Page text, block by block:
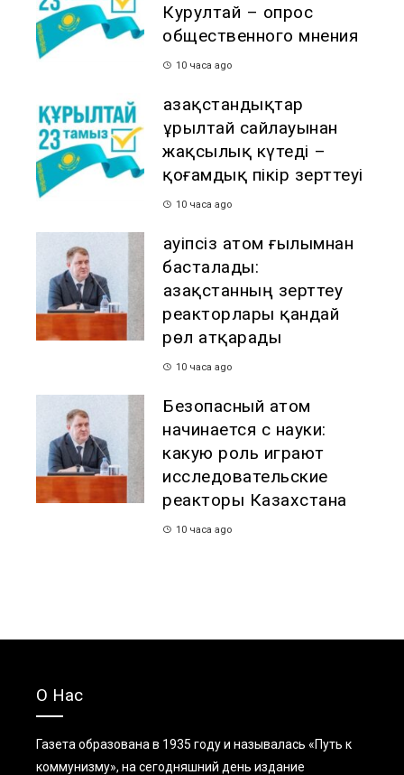
Курултай – опрос
общественного мнения
10 часа ago
Қазақстандықтар
Құрылтай сайлауынан
жақсылық күтеді –
қоғамдық пікір зерттеуі
10 часа ago
Қауіпсіз атом ғылымнан
басталады:
Қазақстанның зерттеу
реакторлары қандай
рөл атқарады
10 часа ago
Безопасный атом
начинается с науки:
какую роль играют
исследовательские
реакторы Казахстана
10 часа ago
О Нас
Газета образована в 1935 году и называлась «Путь к
коммунизму», на сегодняшний день издание